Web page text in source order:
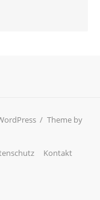
/ Theme by
Kontakt